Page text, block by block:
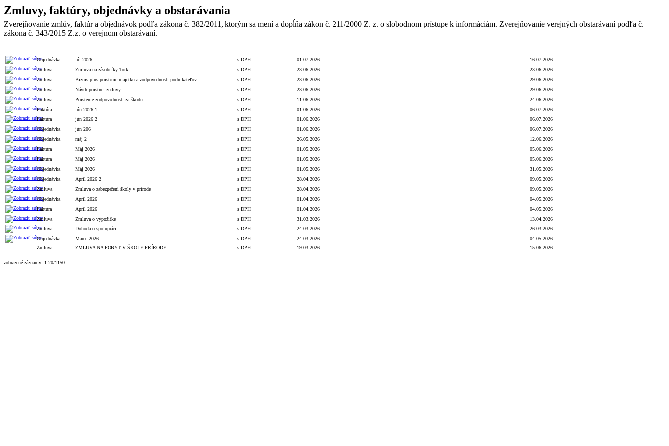
Zmluvy, faktúry, objednávky a obstarávania
Zverejňovanie zmlúv, faktúr a objednávok podľa zákona č. 382/2011, ktorým sa mení a dopĺňa zákon č. 211/2000 Z. z. o slobodnom prístupe k informáciám. Zverejňovanie verejných obstarávaní podľa č.
zákona č. 343/2015 Z.z. o verejnom obstarávaní.
Objednávka
júl 2026 s DPH 01.07.2026
16.07.2026
Zmluva
Zmluva na zásobníky Tork s DPH 23.06.2026
23.06.2026
Zmluva
Biznis plus poistenie majetku a zodpovednosti podnikateľov s DPH 23.06.2026
29.06.2026
Zmluva
Návrh poistnej zmluvy s DPH 23.06.2026
29.06.2026
Zmluva
Poistenie zodpovednosti za škodu s DPH 11.06.2026
24.06.2026
Faktúra
jún 2026 1 s DPH 01.06.2026
06.07.2026
Faktúra
jún 2026 2 s DPH 01.06.2026
06.07.2026
Objednávka
jún 206 s DPH 01.06.2026
06.07.2026
Objednávka
máj 2 s DPH 26.05.2026
12.06.2026
Faktúra
Máj 2026 s DPH 01.05.2026
05.06.2026
Faktúra
Máj 2026 s DPH 01.05.2026
05.06.2026
Objednávka
Máj 2026 s DPH 01.05.2026
31.05.2026
Objednávka
Apríl 2026 2 s DPH 28.04.2026
09.05.2026
Zmluva
Zmluva o zabezpečení školy v prírode s DPH 28.04.2026
09.05.2026
Objednávka
Apríl 2026 s DPH 01.04.2026
04.05.2026
Faktúra
Apríl 2026 s DPH 01.04.2026
04.05.2026
Zmluva
Zmluva o výpožičke s DPH 31.03.2026
13.04.2026
Zmluva
Dohoda o spolupráci s DPH 24.03.2026
26.03.2026
Objednávka
Marec 2026 s DPH 24.03.2026
04.05.2026
Zmluva
ZMLUVA NA POBYT V ŠKOLE PRÍRODE s DPH 19.03.2026 15.06.2026
zobrazené záznamy: 1-20/1150